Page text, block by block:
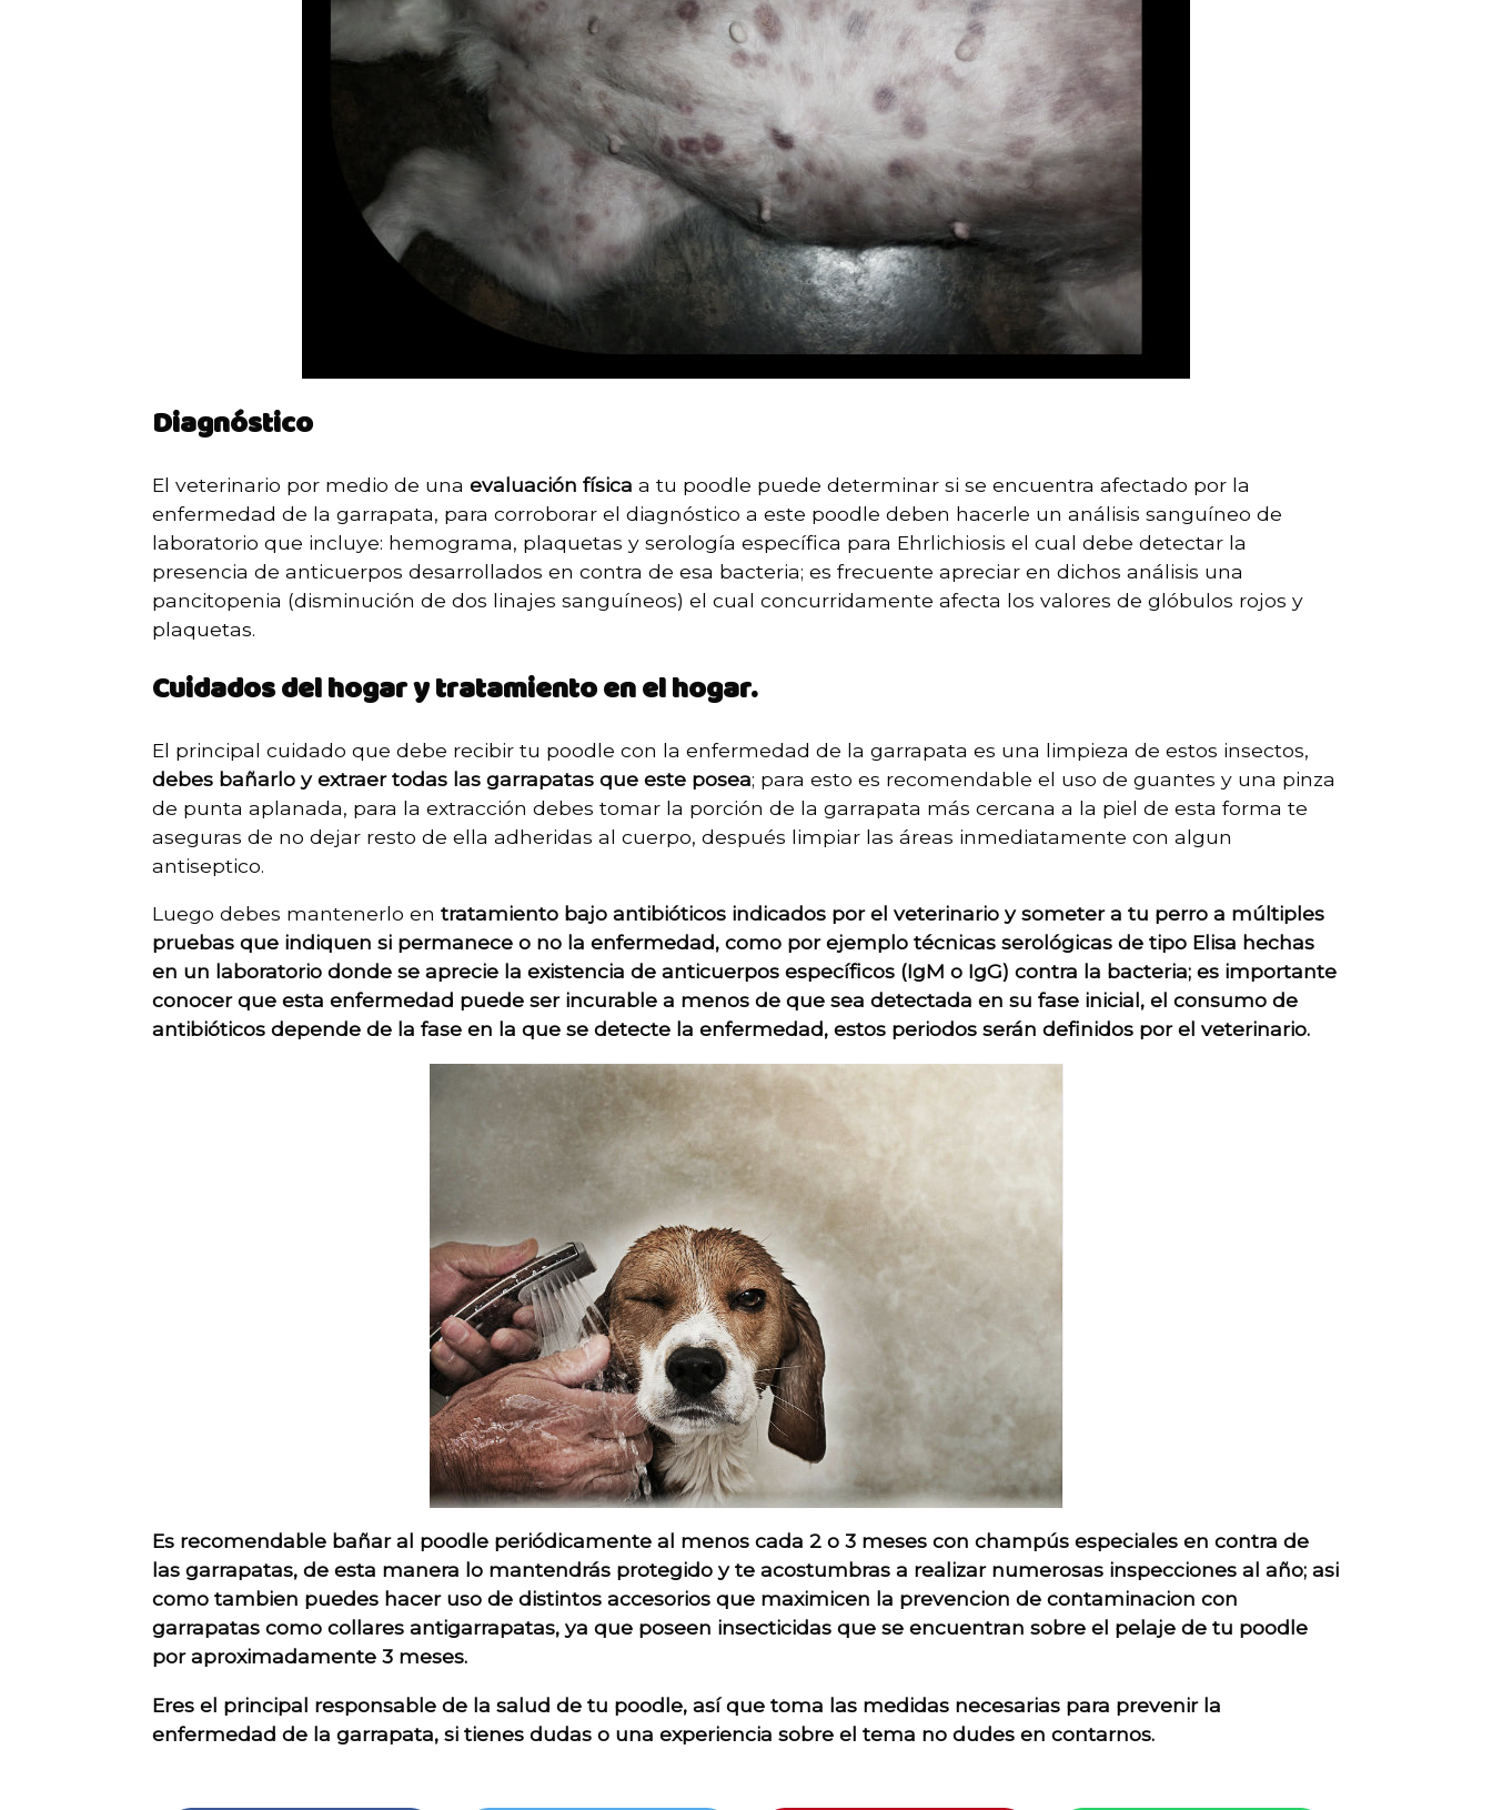
Diagnóstico
El veterinario por medio de una evaluación física a tu poodle puede determinar si se encuentra afectado por la
enfermedad de la garrapata, para corroborar el diagnóstico a este poodle deben hacerle un análisis sanguíneo de
laboratorio que incluye: hemograma, plaquetas y serología específica para Ehrlichiosis el cual debe detectar la
presencia de anticuerpos desarrollados en contra de esa bacteria; es frecuente apreciar en dichos análisis una
pancitopenia (disminución de dos linajes sanguíneos) el cual concurridamente afecta los valores de glóbulos rojos y
plaquetas.
Cuidados del hogar y tratamiento en el hogar.
El principal cuidado que debe recibir tu poodle con la enfermedad de la garrapata es una limpieza de estos insectos,
debes bañarlo y extraer todas las garrapatas que este posea; para esto es recomendable el uso de guantes y una pinza
de punta aplanada, para la extracción debes tomar la porción de la garrapata más cercana a la piel de esta forma te
aseguras de no dejar resto de ella adheridas al cuerpo, después limpiar las áreas inmediatamente con algun
antiseptico.
Luego debes mantenerlo en tratamiento bajo antibióticos indicados por el veterinario y someter a tu perro a múltiples
pruebas que indiquen si permanece o no la enfermedad, como por ejemplo técnicas serológicas de tipo Elisa hechas
en un laboratorio donde se aprecie la existencia de anticuerpos específicos (IgM o IgG) contra la bacteria; es importante
conocer que esta enfermedad puede ser incurable a menos de que sea detectada en su fase inicial, el consumo de
antibióticos depende de la fase en la que se detecte la enfermedad, estos periodos serán definidos por el veterinario.
Es recomendable bañar al poodle periódicamente al menos cada 2 o 3 meses con champús especiales en contra de
las garrapatas, de esta manera lo mantendrás protegido y te acostumbras a realizar numerosas inspecciones al año; asi
como tambien puedes hacer uso de distintos accesorios que maximicen la prevencion de contaminacion con
garrapatas como collares antigarrapatas, ya que poseen insecticidas que se encuentran sobre el pelaje de tu poodle
por aproximadamente 3 meses.
Eres el principal responsable de la salud de tu poodle, así que toma las medidas necesarias para prevenir la
enfermedad de la garrapata, si tienes dudas o una experiencia sobre el tema no dudes en contarnos.